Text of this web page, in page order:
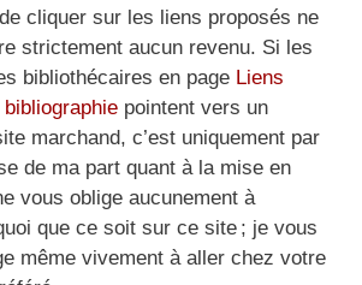
cliquer sur les liens proposés ne
strictement aucun revenu. Si les
bibliothécaires en page Liens
pointent vers un
marchand, c’est uniquement par
de ma part quant à la mise en
vous oblige aucunement à
que ce soit sur ce site ; je vous
même vivement à aller chez votre